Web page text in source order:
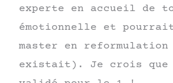
experte en accueil de
émotionnelle et
master en
existait). Je crois que